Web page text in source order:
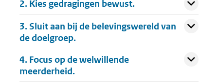
2. Kies gedragingen bewust.
3. Sluit aan bij de belevingswereld van
de doelgroep.
Uitklappen
4. Focus op de welwillende
meerderheid.
Uitklappen